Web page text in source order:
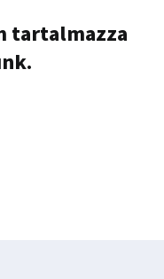
tartalmazza